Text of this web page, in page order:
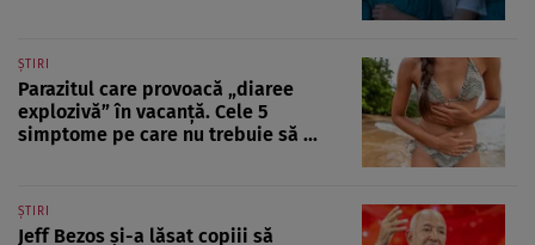
ȘTIRI
Parazitul care provoacă „diaree
explozivă” în vacanță. Cele 5
simptome pe care nu trebuie să ...
ȘTIRI
Jeff Bezos și-a lăsat copiii să